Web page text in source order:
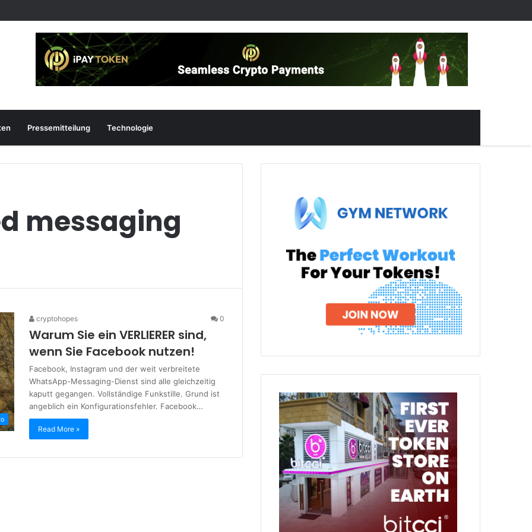
Pressemitteilung Technologie
messaging
cryptohopes 0
Warum Sie ein VERLIERER sind,
wenn Sie Facebook nutzen!
Facebook, Instagram und der weit verbreitete
WhatsApp-Messaging-Dienst sind alle gleichzeitig
kaputt gegangen. Vollständige Funkstille. Grund ist
angeblich ein Konfigurationsfehler. Facebook…
Read More »